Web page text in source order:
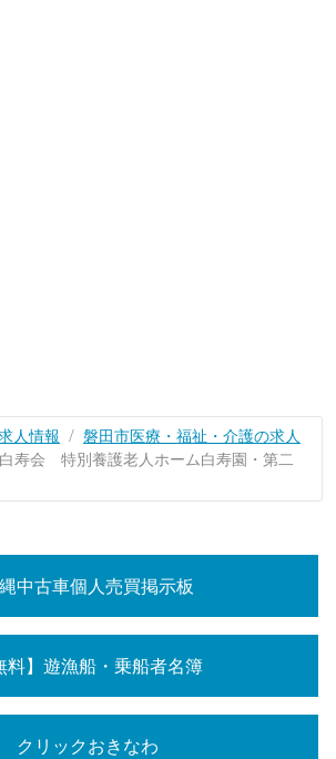
人情報
磐田市医療・福祉・介護の求人
寿会 特別養護老人ホーム白寿園・第二
中古車個人売買掲示板
料】遊漁船・乗船者名簿
クリックおきなわ